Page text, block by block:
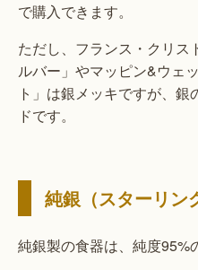
で購入できます。
ただし、フランス・クリス
ルバー」やマッピン&ウェ
ト」は銀メッキですが、
ドです。
純銀（スターリン
純銀製の食器は、純度95%